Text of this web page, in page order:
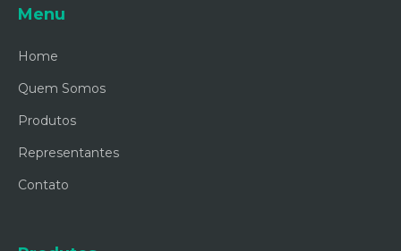
Menu
Home
Quem Somos
Produtos
Representantes
Contato